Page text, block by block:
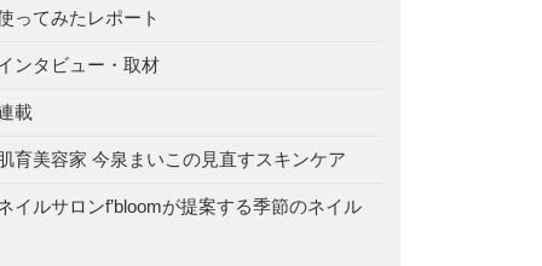
ってみたレポート
ンタビュー・取材
載
育美容家 今泉まいこの見直すスキンケア
イルサロンf’bloomが提案する季節のネイル